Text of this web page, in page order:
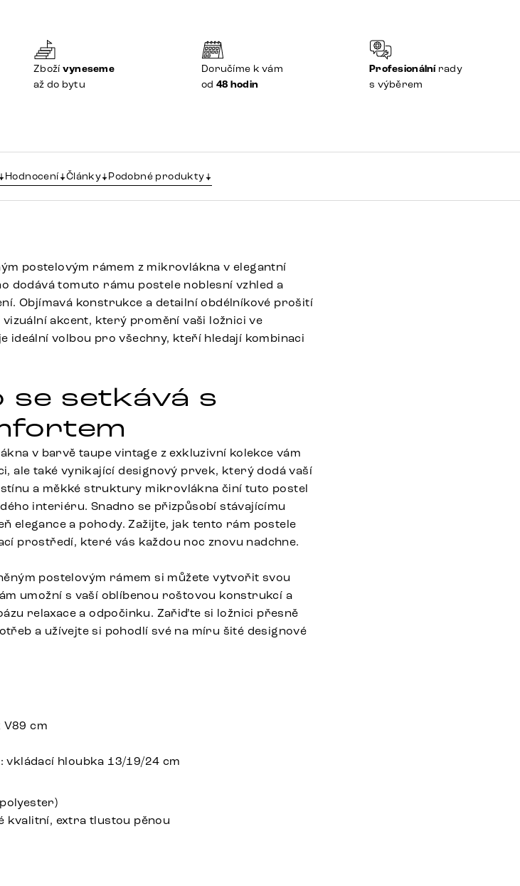
Zbožívyneseme
až do bytu
Doručíme k vám
od 48 hodin
Profesionálnírady
s výběrem
Hodnocení Články Podobné produkty
postelovým rámem z mikrovlákna v elegantní
dodává tomuto rámu postele noblesní vzhled a
Objímavá konstrukce a detailní obdélníkové prošití
akcent, který promění vaši ložnici ve
ideální volbou pro všechny, kteří hledají kombinaci
se setkává s
v barvě taupe vintage z exkluzivní kolekce vám
ale také vynikající designový prvek, který dodá vaší
a měkké struktury mikrovlákna činí tuto postel
interiéru. Snadno se přizpůsobí stávajícímu
elegance a pohody. Zažijte, jak tento rám postele
prostředí, které vás každou noc znovu nadchne.
postelovým rámem si můžete vytvořit svou
umožní s vaší oblíbenou roštovou konstrukcí a
relaxace a odpočinku. Zařiďte si ložnici přesně
a užívejte si pohodlí své na míru šité designové
V89 cm
vkládací hloubka 13/19/24 cm
kvalitní, extra tlustou pěnou